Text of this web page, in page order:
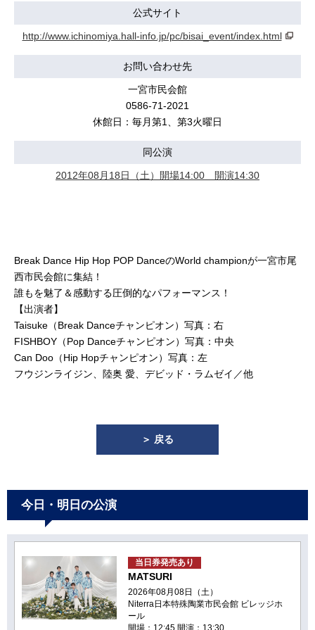
公式サイト
http://www.ichinomiya.hall-info.jp/pc/bisai_event/index.html
お問い合わせ先
一宮市民会館
0586-71-2021
休館日：毎月第1、第3火曜日
同公演
2012年08月18日（土）開場14:00 開演14:30
Break Dance Hip Hop POP DanceのWorld championが一宮市尾
西市民会館に集結！
誰もを魅了＆感動する圧倒的なパフォーマンス！
【出演者】
Taisuke（Break Danceチャンピオン）写真：右
FISHBOY（Pop Danceチャンピオン）写真：中央
Can Doo（Hip Hopチャンピオン）写真：左
フウジンライジン、陸奥 愛、デビッド・ラムゼイ／他
＞ 戻る
今日・明日の公演
当日券発売あり
MATSURI
2026年08月08日（土）
Niterra日本特殊陶業市民会館 ビレッジホ
ール
開場：12:45 開演：13:30